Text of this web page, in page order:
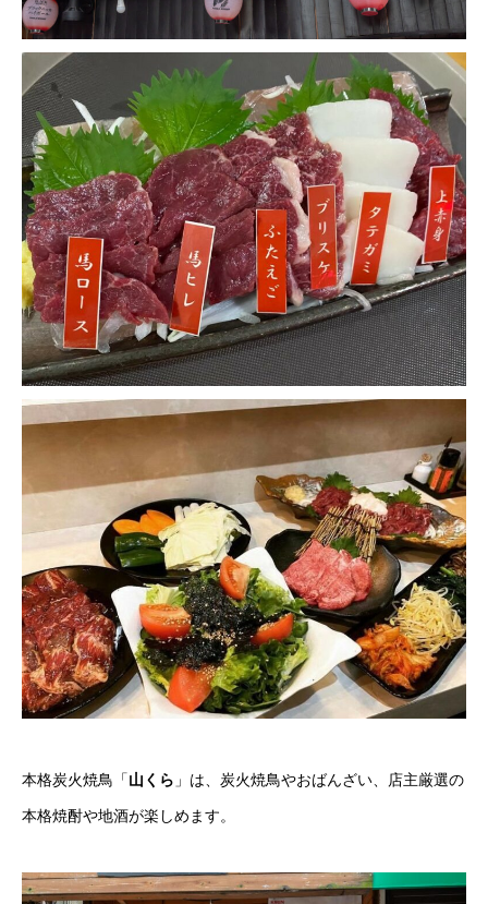
本格炭火焼鳥「山くら 」は、炭火焼鳥やおばんざい、店主厳選の
本格焼酎や地酒が楽しめます。